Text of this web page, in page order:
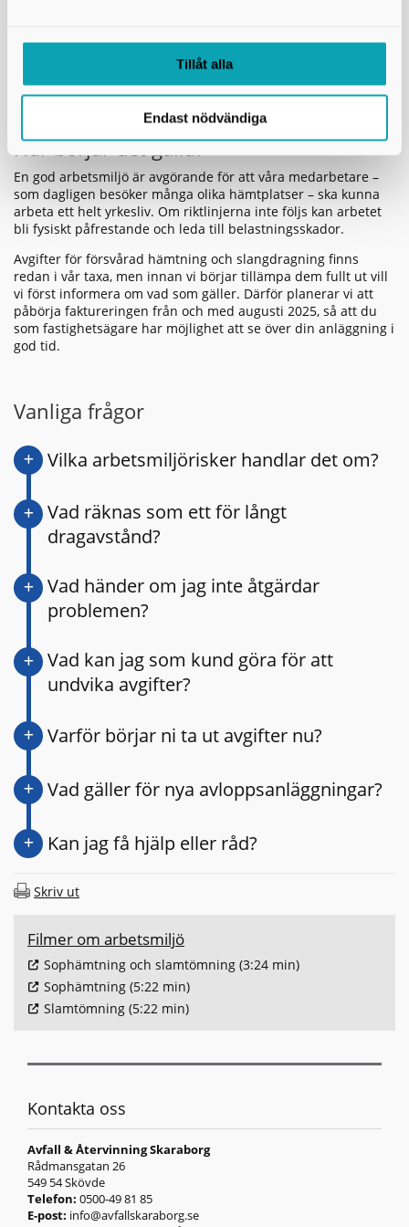
Tillåt alla
Endast nödvändiga
Ordna vändmöjlighet för slambilen – backning innebär
risker för både chaufför och omgivning.
tömningsfordon. En slambil kan väga uppemot 26 ton.
När börjar det gälla?
En god arbetsmiljö är avgörande för att våra medarbetare –
som dagligen besöker många olika hämtplatser – ska kunna
arbeta ett helt yrkesliv. Om riktlinjerna inte följs kan arbetet
bli fysiskt påfrestande och leda till belastningsskador.
Avgifter för försvårad hämtning och slangdragning finns
redan i vår taxa, men innan vi börjar tillämpa dem fullt ut vill
vi först informera om vad som gäller. Därför planerar vi att
påbörja faktureringen från och med augusti 2025, så att du
som fastighetsägare har möjlighet att se över din anläggning i
god tid.
Vanliga frågor
Vilka arbetsmiljörisker handlar det om?
Vad räknas som ett för långt
dragavstånd?
Vad händer om jag inte åtgärdar
problemen?
Vad kan jag som kund göra för att
undvika avgifter?
Varför börjar ni ta ut avgifter nu?
Vad gäller för nya avloppsanläggningar?
Kan jag få hjälp eller råd?
Skriv ut
Filmer om arbetsmiljö
Sophämtning och slamtömning (3:24 min)
Sophämtning (5:22 min)
Slamtömning (5:22 min)
Kontakta oss
Avfall & Återvinning Skaraborg
Rådmansgatan 26
549 54 Skövde
Telefon: 0500-49 81 85
E-post: info@avfallskaraborg.se